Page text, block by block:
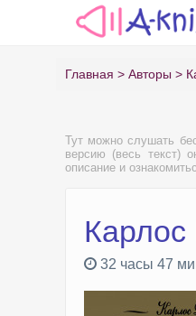
Главная Авторы
Тут можно слушать
версию (весь текст)
описание и
32 часы 47